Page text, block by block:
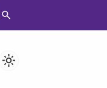
search
light_mode